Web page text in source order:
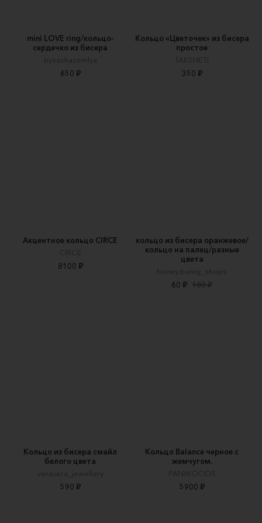
mini LOVE ring/кольцо-
сердечко из бисера
bysashazemlya
650 ₽
Кольцо «Цветочек» из бисера
простое
TAKSHETI
350 ₽
Акцентное кольцо CIRCE
CIRCE
8100 ₽
кольцо из бисера оранжевое/
кольцо на палец/разные
цвета
honey.bunny_shops
60 ₽ 180 ₽
Кольцо из бисера смайл
белого цвета
veravera_jewellery
590 ₽
Кольцо Balance черное с
жемчугом.
PANWOODS
5900 ₽